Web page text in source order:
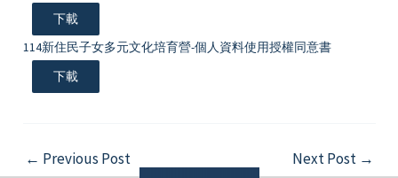
下載
114新住民子女多元文化培育營-個人資料使用授權同意書
下載
Post
← Previous Post Next Post →